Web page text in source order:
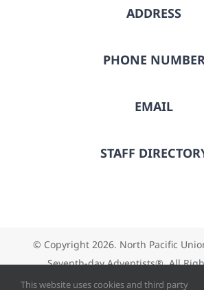
ADDRESS
PHONE
EMAIL
STAFF
© Copyright 2026. North Pacific
Seventh-day Adventists®. All
This website uses cookies and third party